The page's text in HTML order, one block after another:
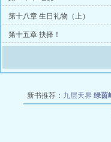
第十八章 生日礼物（上）
第十五章 抉择！
新书推荐： 九层天界 绿茵